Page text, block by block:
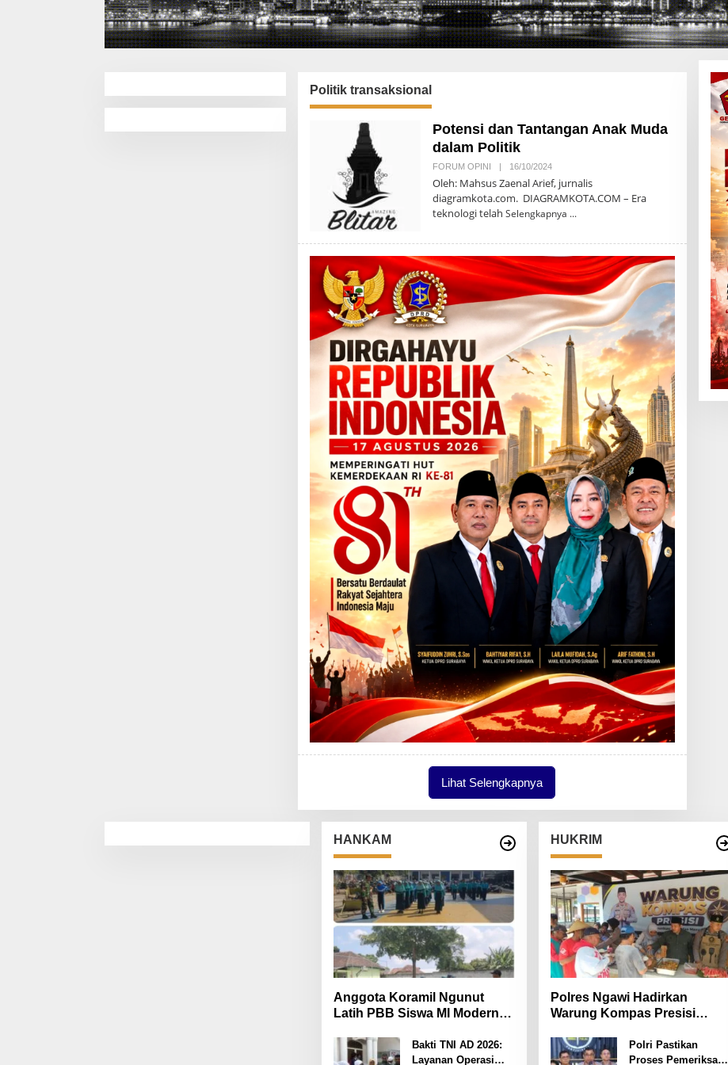
Politik transaksional
Potensi dan Tantangan Anak Muda
dalam Politik
FORUM OPINI | 16/10/2024O
L
E
H
A
E
K
A
U
R
I
P
A
Oleh: Mahsus Zaenal Arief, jurnalis
diagramkota.com. DIAGRAMKOTA.COM – Era
teknologi telah Selengkapnya
Lihat Selengkapnya
HANKAM
Anggota Koramil Ngunut
Latih PBB Siswa MI Modern
Bakti TNI AD 2026:
Layanan Operasi
HUKRIM
Polres Ngawi Hadirkan
Warung Kompas Presisi
Sinergi untuk Kamtibmas
Polri Pastikan
Proses Pemeriksaan